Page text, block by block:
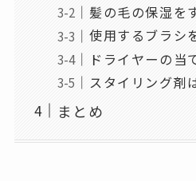
髪の毛の保湿を
使用するブラシ
ドライヤーの当
スタイリング剤
まとめ